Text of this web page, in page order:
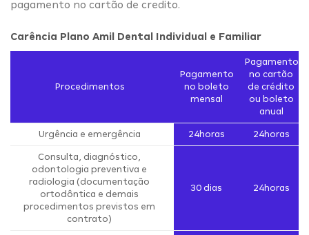
pagamento no cartão de credito.
Carência Plano Amil Dental Individual e Familiar
Procedimentos
Pagamento
no boleto
mensal
Pagamento
no cartão
de crédito
ou boleto
anual
Urgência e emergência 24horas 24horas
Consulta, diagnóstico,
odontologia preventiva e
radiologia (documentação
ortodôntica e demais
procedimentos previstos em
contrato)
30 dias 24horas